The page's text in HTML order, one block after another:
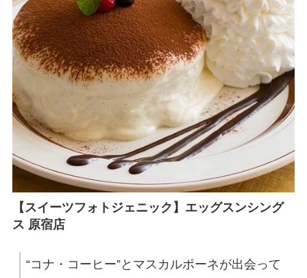
【スイーツフォトジェニック】エッグスンシング
ス 原宿店
“コナ・コーヒー”とマスカルポーネが出会って